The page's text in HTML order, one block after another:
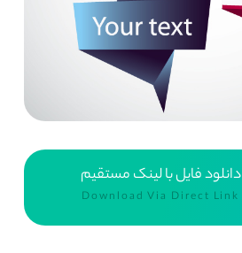
دانلود فایل با لینک مستقیم
Download Via Direct Link